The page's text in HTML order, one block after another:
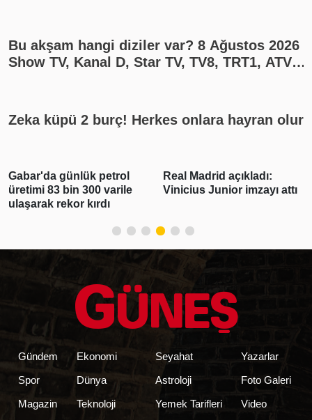
Bu akşam hangi diziler var? 8 Ağustos 2026
Show TV, Kanal D, Star TV, TV8, TRT1, ATV
Zeka küpü 2 burç! Herkes onlara hayran olur
Gabar'da günlük petrol
üretimi 83 bin 300 varile
ulaşarak rekor kırdı
Real Madrid açıkladı:
Vinicius Junior imzayı attı
Gündem
Spor
Magazin
Ekonomi
Dünya
Teknoloji
Seyahat
Astroloji
Yemek Tarifleri
Yazarlar
Foto Galeri
Video